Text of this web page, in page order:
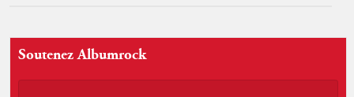
Soutenez Albumrock